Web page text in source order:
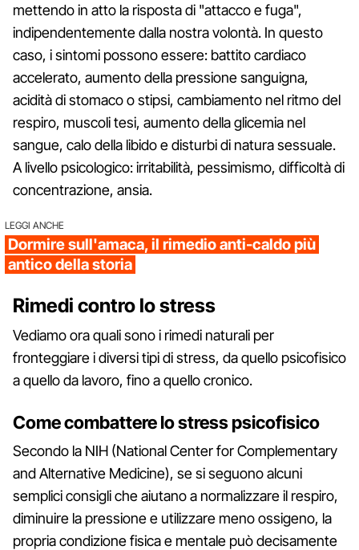
mettendo in atto la risposta di "attacco e fuga",
indipendentemente dalla nostra volontà. In questo
caso, i sintomi possono essere: battito cardiaco
accelerato, aumento della pressione sanguigna,
acidità di stomaco o stipsi, cambiamento nel ritmo del
respiro, muscoli tesi, aumento della glicemia nel
sangue, calo della libido e disturbi di natura sessuale.
A livello psicologico: irritabilità, pessimismo, difficoltà di
concentrazione, ansia.
LEGGI ANCHE
Dormire sull'amaca, il rimedio anti-caldo più
antico della storia
Rimedi contro lo stress
Vediamo ora quali sono i rimedi naturali per
fronteggiare i diversi tipi di stress, da quello psicofisico
a quello da lavoro, fino a quello cronico.
Come combattere lo stress psicofisico
Secondo la NIH (National Center for Complementary
and Alternative Medicine), se si seguono alcuni
semplici consigli che aiutano a normalizzare il respiro,
diminuire la pressione e utilizzare meno ossigeno, la
propria condizione fisica e mentale può decisamente